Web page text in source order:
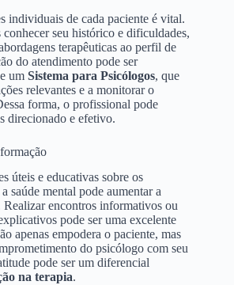
individuais de cada paciente é vital.
seu histórico e dificuldades,
terapêuticas ao perfil de
do atendimento pode ser
um Sistema para Psicólogos, que
relevantes e a monitorar o
forma, o profissional pode
direcionado e efetivo.
úteis e educativas sobre os
saúde mental pode aumentar a
Realizar encontros informativos ou
pode ser uma excelente
apenas empodera o paciente, mas
do psicólogo com seu
pode ser um diferencial
na terapia.